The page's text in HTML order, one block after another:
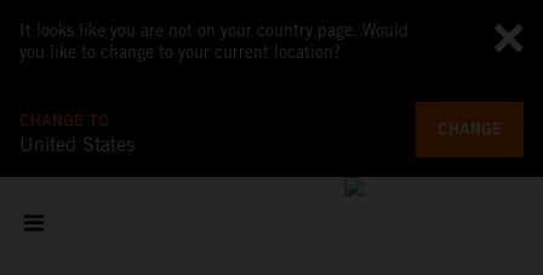
It looks like you are not on your country page. Would
you like to change to your current location?
CHANGE TO
United States
CHANGE